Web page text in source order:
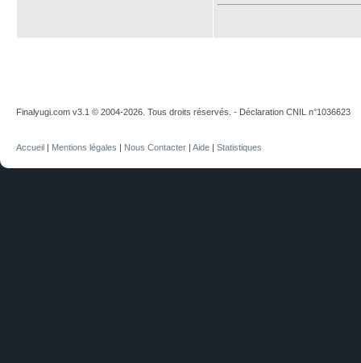
Finalyugi.com v3.1 © 2004-2026. Tous droits réservés. - Déclaration CNIL n°1036623
Accueil | Mentions légales | Nous Contacter | Aide | Statistiques